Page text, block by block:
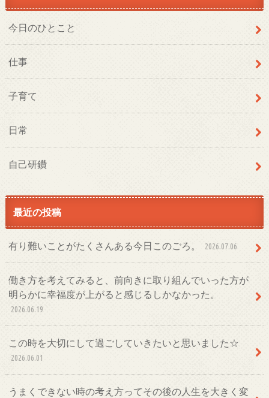
今日のひとこと
仕事
子育て
日常
自己研鑽
最近の投稿
有り難いことがたくさんある今日このごろ。 2026.07.06
働き方を考えてみると、前向きに取り組んでいった方が
明らかに幸福度が上がると感じるしかなかった。
2026.06.19
この時を大切にして過ごしていきたいと思いました☆
2026.06.01
うまくできない時の考え方ってその後の人生を大きく変